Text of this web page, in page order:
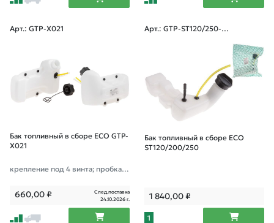
Арт.: GTP-X021
Бак топливный в сборе ECO GTP-
X021
крепление под 4 винта; пробка н
660,00₽
След.поставка
24.10.2026 г.
Арт.: GTP-ST120/250-0
Бак топливный в сборе ECO
ST120/200/250
1 840,00₽
1